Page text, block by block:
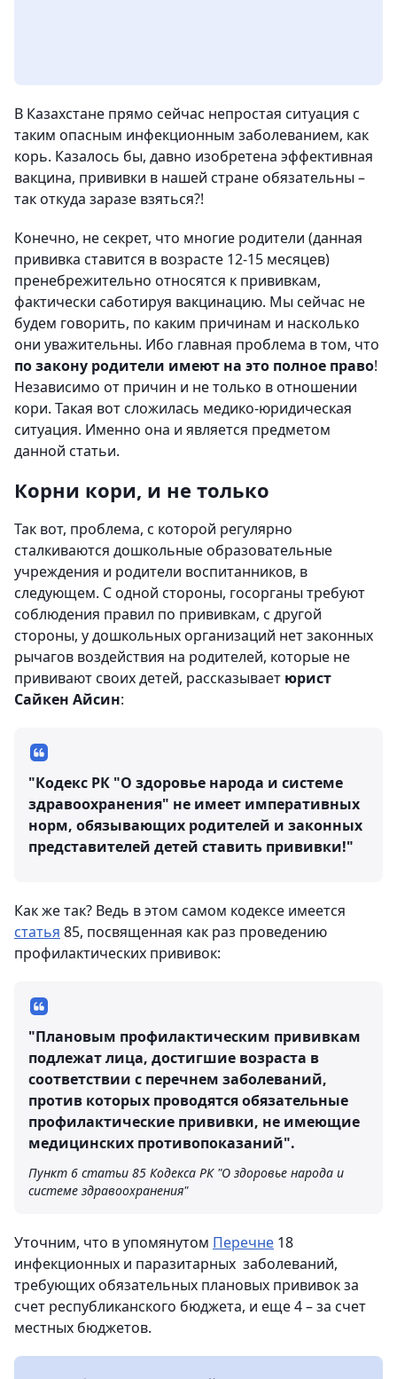
В Казахстане прямо сейчас непростая ситуация с
таким опасным инфекционным заболеванием, как
корь. Казалось бы, давно изобретена эффективная
вакцина, прививки в нашей стране обязательны –
так откуда заразе взяться?!
Конечно, не секрет, что многие родители (данная
прививка ставится в возрасте 12-15 месяцев)
пренебрежительно относятся к прививкам,
фактически саботируя вакцинацию. Мы сейчас не
будем говорить, по каким причинам и насколько
они уважительны. Ибо главная проблема в том, что
по закону родители имеют на это полное право!
Независимо от причин и не только в отношении
кори. Такая вот сложилась медико-юридическая
ситуация. Именно она и является предметом
данной статьи.
Корни кори, и не только
Так вот, проблема, с которой регулярно
сталкиваются дошкольные образовательные
учреждения и родители воспитанников, в
следующем. С одной стороны, госорганы требуют
соблюдения правил по прививкам, с другой
стороны, у дошкольных организаций нет законных
рычагов воздействия на родителей, которые не
прививают своих детей, рассказывает юрист
Сайкен Айсин:
"Кодекс РК "О здоровье народа и системе
здравоохранения" не имеет императивных
норм, обязывающих родителей и законных
представителей детей ставить прививки!"
Как же так? Ведь в этом самом кодексе имеется
статья 85, посвященная как раз проведению
профилактических прививок:
"Плановым профилактическим прививкам
подлежат лица, достигшие возраста в
соответствии с перечнем заболеваний,
против которых проводятся обязательные
профилактические прививки, не имеющие
медицинских противопоказаний".
Пункт 6 статьи 85 Кодекса РК "О здоровье народа и
системе здравоохранения"
Уточним, что в упомянутом Перечне 18
инфекционных и паразитарных заболеваний,
требующих обязательных плановых прививок за
счет республиканского бюджета, и еще 4 – за счет
местных бюджетов.